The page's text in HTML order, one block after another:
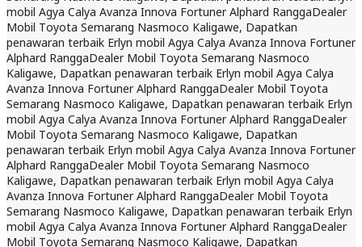
mobil Agya Calya Avanza Innova Fortuner Alphard RanggaDealer
Mobil Toyota Semarang Nasmoco Kaligawe, Dapatkan
penawaran terbaik Erlyn mobil Agya Calya Avanza Innova Fortuner
Alphard RanggaDealer Mobil Toyota Semarang Nasmoco
Kaligawe, Dapatkan penawaran terbaik Erlyn mobil Agya Calya
Avanza Innova Fortuner Alphard RanggaDealer Mobil Toyota
Semarang Nasmoco Kaligawe, Dapatkan penawaran terbaik Erlyn
mobil Agya Calya Avanza Innova Fortuner Alphard RanggaDealer
Mobil Toyota Semarang Nasmoco Kaligawe, Dapatkan
penawaran terbaik Erlyn mobil Agya Calya Avanza Innova Fortuner
Alphard RanggaDealer Mobil Toyota Semarang Nasmoco
Kaligawe, Dapatkan penawaran terbaik Erlyn mobil Agya Calya
Avanza Innova Fortuner Alphard RanggaDealer Mobil Toyota
Semarang Nasmoco Kaligawe, Dapatkan penawaran terbaik Erlyn
mobil Agya Calya Avanza Innova Fortuner Alphard RanggaDealer
Mobil Toyota Semarang Nasmoco Kaligawe, Dapatkan